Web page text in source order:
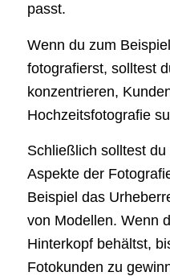
passt.
Wenn du zum
fotografierst, solltest
konzentrieren,
Hochzeitsfotografie
Schließlich solltest
Aspekte der
Beispiel das
von Modellen. Wenn
Hinterkopf behältst,
Fotokunden zu